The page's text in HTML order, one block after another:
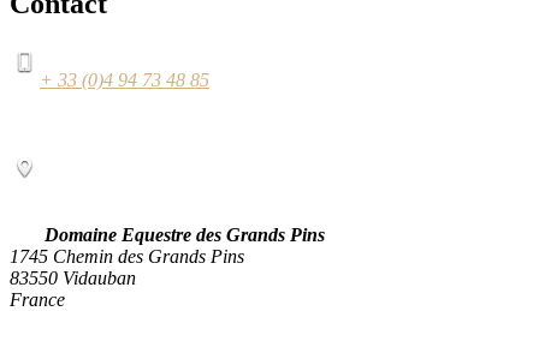
+ 33 (0)4 94 73 48 85
Domaine Equestre des Grands Pins
1745 Chemin des Grands Pins
83550 Vidauban
France